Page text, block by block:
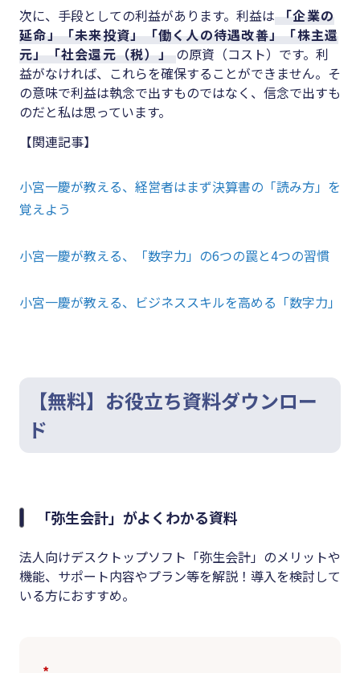
次に、手段としての利益があります。利益は 「企業の
延命」「未来投資」「働く人の待遇改善」「株主還
元」「社会還元（税）」 の原資（コスト）です。利
益がなければ、これらを確保することができません。そ
の意味で利益は執念で出すものではなく、信念で出すも
のだと私は思っています。
【関連記事】
小宮一慶が教える、経営者はまず決算書の「読み方」を
覚えよう
小宮一慶が教える、「数字力」の6つの罠と4つの習慣
小宮一慶が教える、ビジネススキルを高める「数字力」
【無料】お役立ち資料ダウンロー
ド
「弥生会計」がよくわかる資料
法人向けデスクトップソフト「弥生会計」のメリットや
機能、サポート内容やプラン等を解説！導入を検討して
いる方におすすめ。